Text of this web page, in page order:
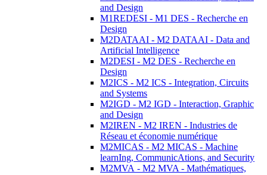
and Design
M1REDESI - M1 DES - Recherche en
Design
M2DATAAI - M2 DATAAI - Data and
Artificial Intelligence
M2DESI - M2 DES - Recherche en
Design
M2ICS - M2 ICS - Integration, Circuits
and Systems
M2IGD - M2 IGD - Interaction, Graphic
and Design
M2IREN - M2 IREN - Industries de
Réseau et économie numérique
M2MICAS - M2 MICAS - Machine
learnIng, CommunicAtions, and Security
M2MVA - M2 MVA - Mathématiques,